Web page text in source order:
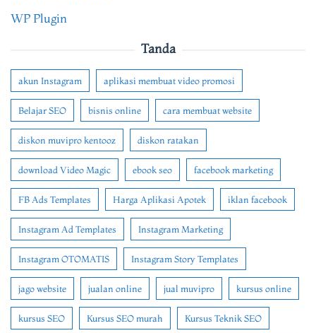
WP Plugin
Tanda
akun Instagram aplikasi membuat video promosi
Belajar SEO bisnis online cara membuat website
diskon muvipro kentooz diskon ratakan
download Video Magic ebook seo facebook marketing
FB Ads Templates Harga Aplikasi Apotek iklan facebook
Instagram Ad Templates Instagram Marketing
Instagram OTOMATIS Instagram Story Templates
jago website jualan online jual muvipro kursus online
kursus SEO Kursus SEO murah Kursus Teknik SEO